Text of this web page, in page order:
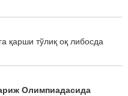
қарши тўлиқ оқ либосда
Олимпиадасида